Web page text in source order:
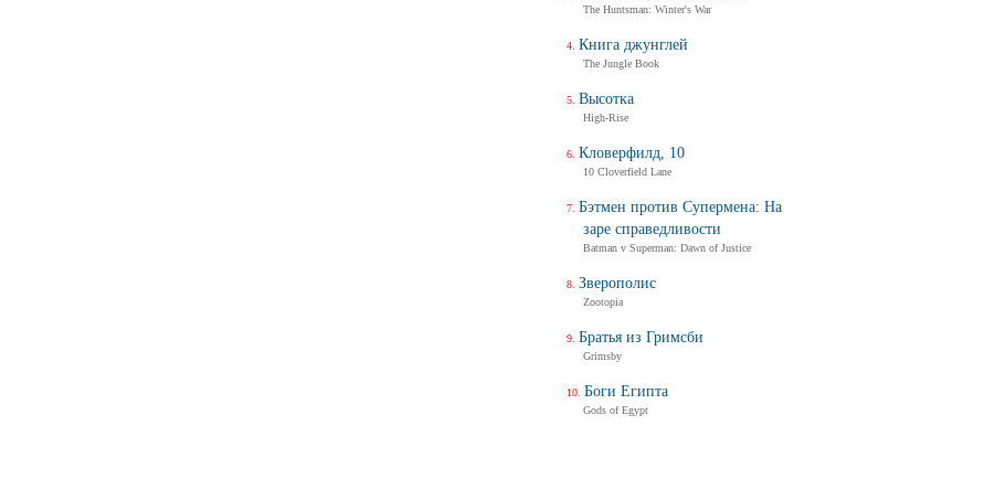
The Huntsman: Winter's War
Книга джунглей
The Jungle Book
Высотка
High-Rise
Кловерфилд, 10
10 Cloverfield Lane
Бэтмен против Супермена: На
заре справедливости
Batman v Superman: Dawn of Justice
Зверополис
Zootopia
Братья из Гримсби
Grimsby
Боги Египта
Gods of Egypt